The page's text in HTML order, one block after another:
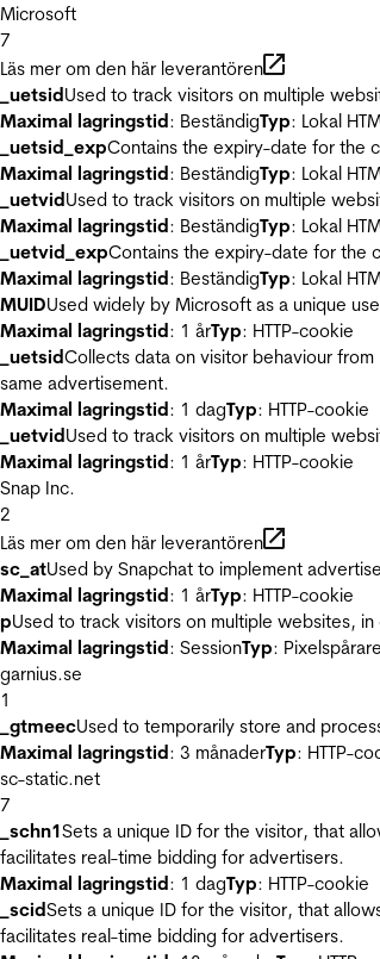
Microsoft
7
Läs mer om den här leverantören
_uetsidUsed to track visitors on multiple
Maximal lagringstid: BeständigTyp: Lokal
_uetsid_expContains the expiry-date for the
Maximal lagringstid: BeständigTyp: Lokal
_uetvidUsed to track visitors on multiple
Maximal lagringstid: BeständigTyp: Lokal
_uetvid_expContains the expiry-date for the
Maximal lagringstid: BeständigTyp: Lokal
MUIDUsed widely by Microsoft as a unique
Maximal lagringstid: 1 årTyp: HTTP-cookie
_uetsidCollects data on visitor behaviour
same advertisement.
Maximal lagringstid: 1 dagTyp: HTTP-cookie
_uetvidUsed to track visitors on multiple
Maximal lagringstid: 1 årTyp: HTTP-cookie
Snap Inc.
2
Läs mer om den här leverantören
sc_atUsed by Snapchat to implement
Maximal lagringstid: 1 årTyp: HTTP-cookie
pUsed to track visitors on multiple websites,
Maximal lagringstid: SessionTyp: Pixelspårare
garnius.se
1
_gtmeecUsed to temporarily store and
Maximal lagringstid: 3 månaderTyp: HTTP-
sc-static.net
7
_schn1Sets a unique ID for the visitor, that
facilitates real-time bidding for advertisers.
Maximal lagringstid: 1 dagTyp: HTTP-cookie
_scidSets a unique ID for the visitor, that
facilitates real-time bidding for advertisers.